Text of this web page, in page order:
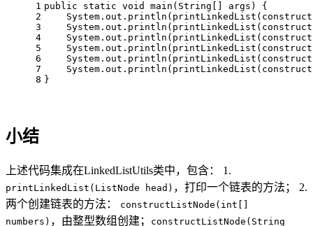
1
2
3
4
5
6
7
8
public static void main (String[] args)
{
}
小结
上述代码集成在LinkedListUtils类中，包含： 1.
printLinkedList(ListNode head) ，打印一个链表的方法； 2.
两个创建链表的方法：
constructListNode(int[]
numbers) ，由整型数组创建；
constructListNode(String